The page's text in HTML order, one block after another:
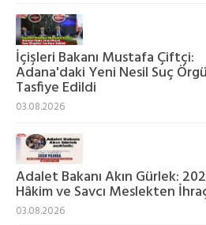
İçişleri Bakanı Mustafa Çiftçi:
Adana'daki Yeni Nesil Suç
Tasfiye Edildi
03.08.2026
Adalet Bakanı Akın Gürlek:
Hâkim ve Savcı Meslekten
03.08.2026